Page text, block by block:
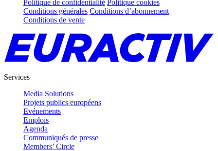
Politique de confidentialité Politique cookies
Conditions générales Conditions d’abonnement
Conditions de vente
Services
Media Solutions
Projets publics européens
Evénements
Emplois
Agenda
Communiqués de presse
Members’ Circle